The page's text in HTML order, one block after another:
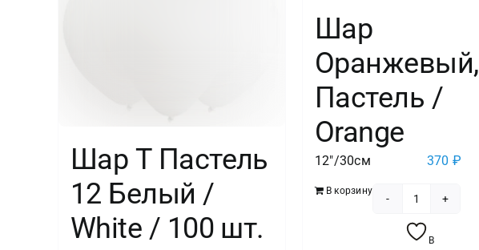
Шар Т Пастель
12 Белый /
White / 100 шт.
Шар
Оранжевый,
Пастель /
Orange
12"/30см 370 ₽
В корзину
товара
В